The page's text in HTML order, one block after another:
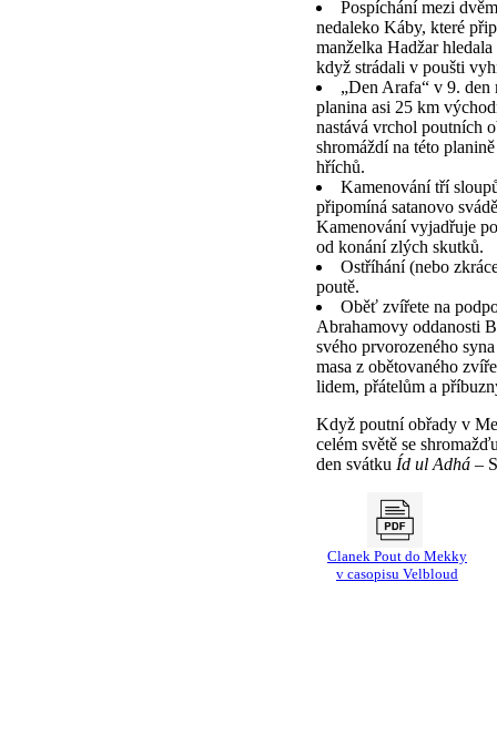
Pospíchání mezi
nedaleko Káby, které
manželka Hadžar
když strádali v poušti
„Den Arafa“ v 9. den
planina asi 25 km
nastává vrchol poutních
shromáždí na této
hříchů.
Kamenování tří
připomíná satanovo
Kamenování vyjadřuje
od konání zlých skutků.
Ostříhání (nebo
poutě.
Oběť zvířete na
Abrahamovy oddanosti
svého prvorozeného
masa z obětovaného
lidem, přátelům a
Když poutní obřady v
celém světě se
den svátku Íd ul Adhá–
Clanek Pout do Mekky
v casopisu Velbloud